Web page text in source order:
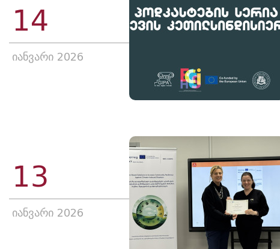
14
იანვარი 2026
13
იანვარი 2026